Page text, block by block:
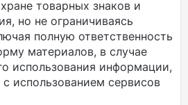
товарных знаков и
но не ограничиваясь
полную ответственность
материалов, в случае
использования информации,
с использованием сервисов